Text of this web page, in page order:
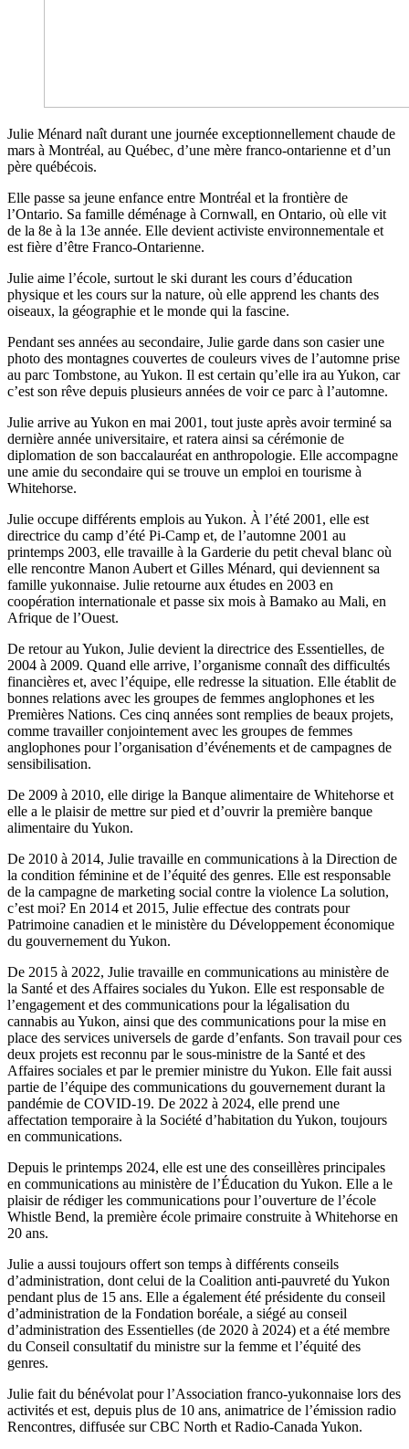
Julie Ménard naît durant une journée exceptionnellement chaude de
mars à Montréal, au Québec, d’une mère franco-ontarienne et d’un
père québécois.
Elle passe sa jeune enfance entre Montréal et la frontière de
l’Ontario. Sa famille déménage à Cornwall, en Ontario, où elle vit
de la 8e à la 13e année. Elle devient activiste environnementale et
est fière d’être Franco-Ontarienne.
Julie aime l’école, surtout le ski durant les cours d’éducation
physique et les cours sur la nature, où elle apprend les chants des
oiseaux, la géographie et le monde qui la fascine.
Pendant ses années au secondaire, Julie garde dans son casier une
photo des montagnes couvertes de couleurs vives de l’automne prise
au parc Tombstone, au Yukon. Il est certain qu’elle ira au Yukon, car
c’est son rêve depuis plusieurs années de voir ce parc à l’automne.
Julie arrive au Yukon en mai 2001, tout juste après avoir terminé sa
dernière année universitaire, et ratera ainsi sa cérémonie de
diplomation de son baccalauréat en anthropologie. Elle accompagne
une amie du secondaire qui se trouve un emploi en tourisme à
Whitehorse.
Julie occupe différents emplois au Yukon. À l’été 2001, elle est
directrice du camp d’été Pi-Camp et, de l’automne 2001 au
printemps 2003, elle travaille à la Garderie du petit cheval blanc où
elle rencontre Manon Aubert et Gilles Ménard, qui deviennent sa
famille yukonnaise. Julie retourne aux études en 2003 en
coopération internationale et passe six mois à Bamako au Mali, en
Afrique de l’Ouest.
De retour au Yukon, Julie devient la directrice des Essentielles, de
2004 à 2009. Quand elle arrive, l’organisme connaît des difficultés
financières et, avec l’équipe, elle redresse la situation. Elle établit de
bonnes relations avec les groupes de femmes anglophones et les
Premières Nations. Ces cinq années sont remplies de beaux projets,
comme travailler conjointement avec les groupes de femmes
anglophones pour l’organisation d’événements et de campagnes de
sensibilisation.
De 2009 à 2010, elle dirige la Banque alimentaire de Whitehorse et
elle a le plaisir de mettre sur pied et d’ouvrir la première banque
alimentaire du Yukon.
De 2010 à 2014, Julie travaille en communications à la Direction de
la condition féminine et de l’équité des genres. Elle est responsable
de la campagne de marketing social contre la violence La solution,
c’est moi? En 2014 et 2015, Julie effectue des contrats pour
Patrimoine canadien et le ministère du Développement économique
du gouvernement du Yukon.
De 2015 à 2022, Julie travaille en communications au ministère de
la Santé et des Affaires sociales du Yukon. Elle est responsable de
l’engagement et des communications pour la légalisation du
cannabis au Yukon, ainsi que des communications pour la mise en
place des services universels de garde d’enfants. Son travail pour ces
deux projets est reconnu par le sous-ministre de la Santé et des
Affaires sociales et par le premier ministre du Yukon. Elle fait aussi
partie de l’équipe des communications du gouvernement durant la
pandémie de COVID-19. De 2022 à 2024, elle prend une
affectation temporaire à la Société d’habitation du Yukon, toujours
en communications.
Depuis le printemps 2024, elle est une des conseillères principales
en communications au ministère de l’Éducation du Yukon. Elle a le
plaisir de rédiger les communications pour l’ouverture de l’école
Whistle Bend, la première école primaire construite à Whitehorse en
20 ans.
Julie a aussi toujours offert son temps à différents conseils
d’administration, dont celui de la Coalition anti-pauvreté du Yukon
pendant plus de 15 ans. Elle a également été présidente du conseil
d’administration de la Fondation boréale, a siégé au conseil
d’administration des Essentielles (de 2020 à 2024) et a été membre
du Conseil consultatif du ministre sur la femme et l’équité des
genres.
Julie fait du bénévolat pour l’Association franco-yukonnaise lors des
activités et est, depuis plus de 10 ans, animatrice de l’émission radio
Rencontres, diffusée sur CBC North et Radio-Canada Yukon.